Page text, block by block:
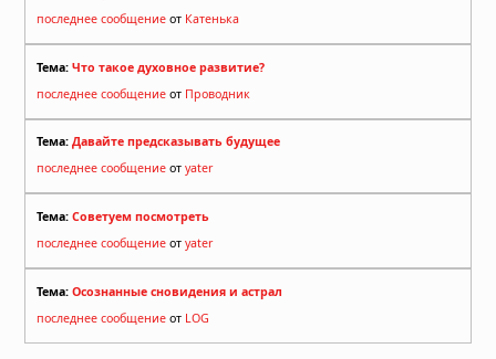
последнее сообщение от Катенька
Тема: Что такое духовное развитие?
последнее сообщение от Проводник
Тема: Давайте предсказывать будущее
последнее сообщение от yater
Тема: Советуем посмотреть
последнее сообщение от yater
Тема: Осознанные сновидения и астрал
последнее сообщение от LOG